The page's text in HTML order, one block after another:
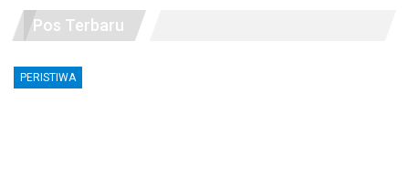
Pos Terbaru
PERISTIWA